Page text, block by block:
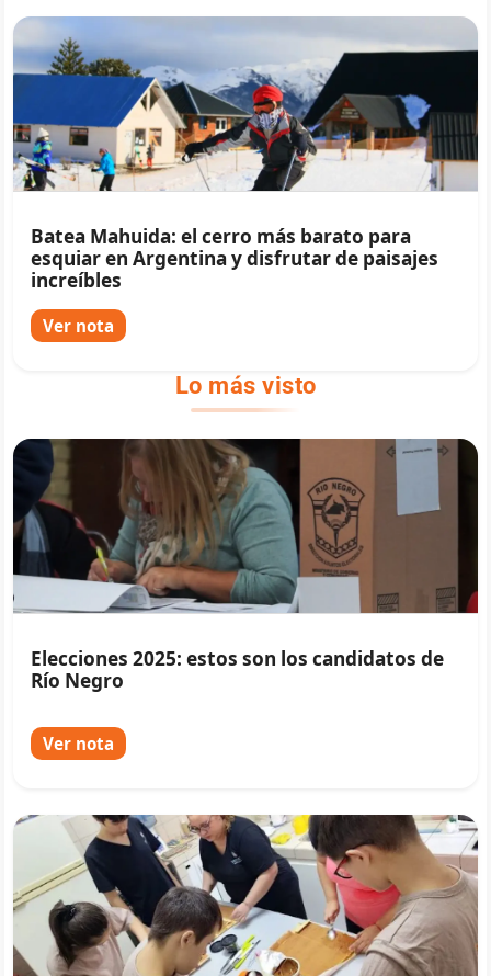
Batea Mahuida: el cerro más barato para
esquiar en Argentina y disfrutar de paisajes
increíbles
Ver nota
Lo más visto
Elecciones 2025: estos son los candidatos de
Río Negro
Ver nota